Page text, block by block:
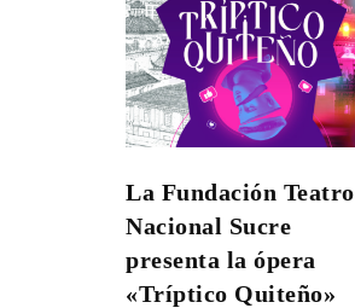
La Fundación Teatro
Nacional Sucre
presenta la ópera
«Tríptico Quiteño»